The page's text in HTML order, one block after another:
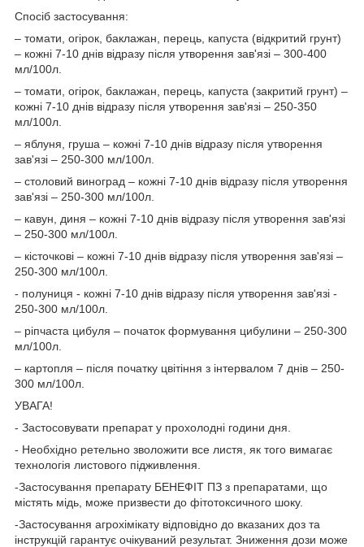
Спосіб застосування:
– томати, огірок, баклажан, перець, капуста (відкритий грунт)
– кожні 7-10 днів відразу після утворення зав'язі – 300-400
мл/100л.
– томати, огірок, баклажан, перець, капуста (закритий грунт) –
кожні 7-10 днів відразу після утворення зав'язі – 250-350
мл/100л.
– яблуня, груша – кожні 7-10 днів відразу після утворення
зав'язі – 250-300 мл/100л.
– столовий виноград – кожні 7-10 днів відразу після утворення
зав'язі – 250-300 мл/100л.
– кавун, диня – кожні 7-10 днів відразу після утворення зав'язі
– 250-300 мл/100л.
– кісточкові – кожні 7-10 днів відразу після утворення зав'язі –
250-300 мл/100л.
- полуниця - кожні 7-10 днів відразу після утворення зав'язі -
250-300 мл/100л.
– ріпчаста цибуля – початок формування цибулини – 250-300
мл/100л.
– картопля – після початку цвітіння з інтервалом 7 днів – 250-
300 мл/100л.
УВАГА!
- Застосовувати препарат у прохолодні години дня.
- Необхідно ретельно зволожити все листя, як того вимагає
технологія листового підживлення.
-Застосування препарату БЕНЕФІТ ПЗ з препаратами, що
містять мідь, може призвести до фітотоксичного шоку.
-Застосування агрохімікату відповідно до вказаних доз та
інструкцій гарантує очікуваний результат. Зниження дози може